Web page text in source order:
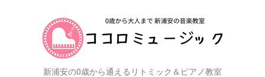
新浦安の0歳から通えるリトミック＆ピアノ教室